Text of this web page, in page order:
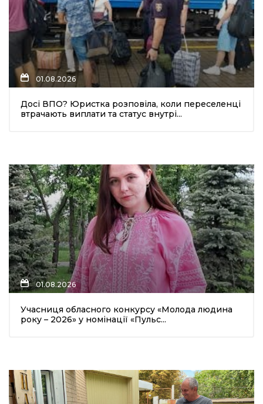
01.08.2026
Досі ВПО? Юристка розповіла, коли переселенці
втрачають виплати та статус внутрі...
01.08.2026
Учасниця обласного конкурсу «Молода людина
року – 2026» у номінації «Пульс...